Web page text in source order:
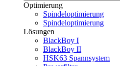
Optimierung
Spindeloptimierung
Spindeloptimierung
Lösungen
BlackBoy I
BlackBoy II
HSK63 Spannsystem